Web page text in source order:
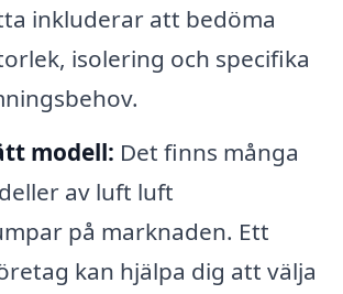
inkluderar att bedöma
isolering och specifika
modell: Det finns många
av luft luft
på marknaden. Ett
kan hjälpa dig att välja